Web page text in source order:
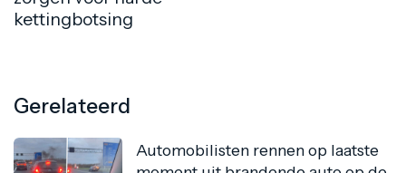
kettingbotsing
Gerelateerd
Automobilisten rennen op laatste